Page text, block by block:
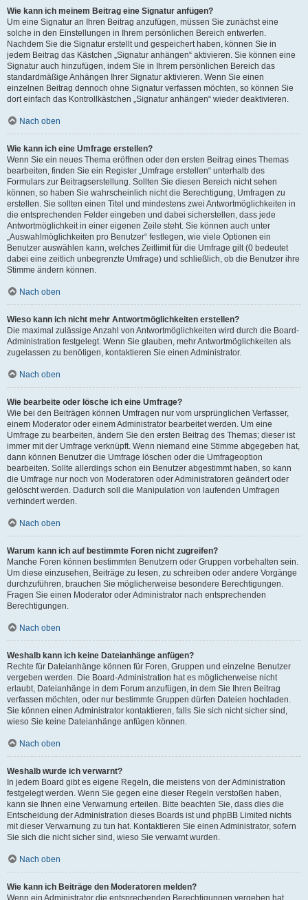
Wie kann ich meinem Beitrag eine Signatur anfügen?
Um eine Signatur an Ihren Beitrag anzufügen, müssen Sie zunächst eine
solche in den Einstellungen in Ihrem persönlichen Bereich entwerfen.
Nachdem Sie die Signatur erstellt und gespeichert haben, können Sie in
jedem Beitrag das Kästchen „Signatur anhängen“ aktivieren. Sie können eine
Signatur auch hinzufügen, indem Sie in Ihrem persönlichen Bereich das
standardmäßige Anhängen Ihrer Signatur aktivieren. Wenn Sie einen
einzelnen Beitrag dennoch ohne Signatur verfassen möchten, so können Sie
dort einfach das Kontrollkästchen „Signatur anhängen“ wieder deaktivieren.
Nach oben
Wie kann ich eine Umfrage erstellen?
Wenn Sie ein neues Thema eröffnen oder den ersten Beitrag eines Themas
bearbeiten, finden Sie ein Register „Umfrage erstellen“ unterhalb des
Formulars zur Beitragserstellung. Sollten Sie diesen Bereich nicht sehen
können, so haben Sie wahrscheinlich nicht die Berechtigung, Umfragen zu
erstellen. Sie sollten einen Titel und mindestens zwei Antwortmöglichkeiten in
die entsprechenden Felder eingeben und dabei sicherstellen, dass jede
Antwortmöglichkeit in einer eigenen Zeile steht. Sie können auch unter
„Auswahlmöglichkeiten pro Benutzer“ festlegen, wie viele Optionen ein
Benutzer auswählen kann, welches Zeitlimit für die Umfrage gilt (0 bedeutet
dabei eine zeitlich unbegrenzte Umfrage) und schließlich, ob die Benutzer ihre
Stimme ändern können.
Nach oben
Wieso kann ich nicht mehr Antwortmöglichkeiten erstellen?
Die maximal zulässige Anzahl von Antwortmöglichkeiten wird durch die Board-
Administration festgelegt. Wenn Sie glauben, mehr Antwortmöglichkeiten als
zugelassen zu benötigen, kontaktieren Sie einen Administrator.
Nach oben
Wie bearbeite oder lösche ich eine Umfrage?
Wie bei den Beiträgen können Umfragen nur vom ursprünglichen Verfasser,
einem Moderator oder einem Administrator bearbeitet werden. Um eine
Umfrage zu bearbeiten, ändern Sie den ersten Beitrag des Themas; dieser ist
immer mit der Umfrage verknüpft. Wenn niemand eine Stimme abgegeben hat,
dann können Benutzer die Umfrage löschen oder die Umfrageoption
bearbeiten. Sollte allerdings schon ein Benutzer abgestimmt haben, so kann
die Umfrage nur noch von Moderatoren oder Administratoren geändert oder
gelöscht werden. Dadurch soll die Manipulation von laufenden Umfragen
verhindert werden.
Nach oben
Warum kann ich auf bestimmte Foren nicht zugreifen?
Manche Foren können bestimmten Benutzern oder Gruppen vorbehalten sein.
Um diese einzusehen, Beiträge zu lesen, zu schreiben oder andere Vorgänge
durchzuführen, brauchen Sie möglicherweise besondere Berechtigungen.
Fragen Sie einen Moderator oder Administrator nach entsprechenden
Berechtigungen.
Nach oben
Weshalb kann ich keine Dateianhänge anfügen?
Rechte für Dateianhänge können für Foren, Gruppen und einzelne Benutzer
vergeben werden. Die Board-Administration hat es möglicherweise nicht
erlaubt, Dateianhänge in dem Forum anzufügen, in dem Sie Ihren Beitrag
verfassen möchten, oder nur bestimmte Gruppen dürfen Dateien hochladen.
Sie können einen Administrator kontaktieren, falls Sie sich nicht sicher sind,
wieso Sie keine Dateianhänge anfügen können.
Nach oben
Weshalb wurde ich verwarnt?
In jedem Board gibt es eigene Regeln, die meistens von der Administration
festgelegt werden. Wenn Sie gegen eine dieser Regeln verstoßen haben,
kann sie Ihnen eine Verwarnung erteilen. Bitte beachten Sie, dass dies die
Entscheidung der Administration dieses Boards ist und phpBB Limited nichts
mit dieser Verwarnung zu tun hat. Kontaktieren Sie einen Administrator, sofern
Sie sich die nicht sicher sind, wieso Sie verwarnt wurden.
Nach oben
Wie kann ich Beiträge den Moderatoren melden?
Wenn ein Administrator die entsprechenden Berechtigungen vergeben hat,